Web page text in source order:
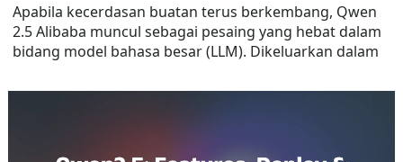
Apabila kecerdasan buatan terus berkembang, Qwen
2.5 Alibaba muncul sebagai pesaing yang hebat dalam
bidang model bahasa besar (LLM). Dikeluarkan dalam